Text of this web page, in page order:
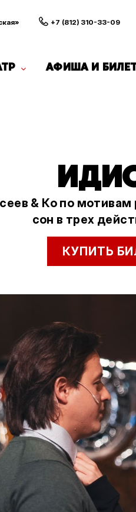
+7 (812) 310-33-09
АФИША И
& Ко по мотивам
сон в трех
КУПИТЬ